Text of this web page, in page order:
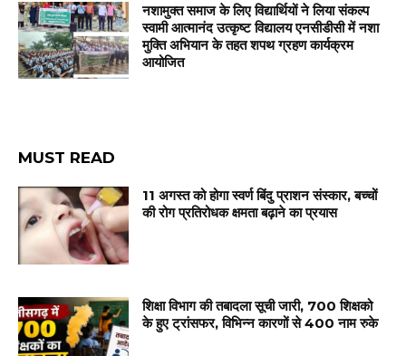
नशामुक्त समाज के लिए विद्यार्थियों ने लिया संकल्प
स्वामी आत्मानंद उत्कृष्ट विद्यालय एनसीडीसी में नशा
मुक्ति अभियान के तहत शपथ ग्रहण कार्यक्रम
आयोजित
MUST READ
11 अगस्त को होगा स्वर्ण बिंदु प्राशन संस्कार, बच्चों
की रोग प्रतिरोधक क्षमता बढ़ाने का प्रयास
शिक्षा विभाग की तबादला सूची जारी, 700 शिक्षको
के हुए ट्रांसफर, विभिन्न कारणों से 400 नाम रुके